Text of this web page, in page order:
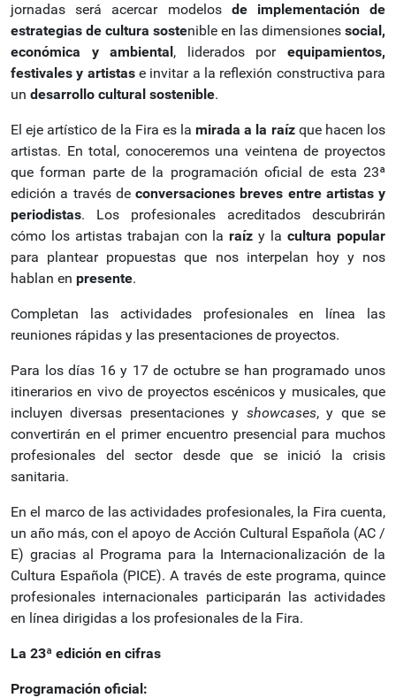
jornadas será acercar modelos de implementación de
estrategias de cultura sostenible en las dimensiones social,
económica y ambiental, liderados porequipamientos,
festivales y artistase invitar a la reflexión constructiva para
un desarrollo cultural sostenible.
El eje artístico de la Fira es lamirada a la raízque hacen los
artistas. En total, conoceremos una veintena de proyectos
que forman parte de la programación oficial de esta 23ª
edición a través de conversaciones breves entre artistas y
periodistas. Los profesionales acreditados descubrirán
cómo los artistas trabajan con laraíz y lacultura popular
para plantear propuestas que nos interpelan hoy y nos
hablan en presente.
Completan las actividades profesionales en línea las
reuniones rápidas y las presentaciones de proyectos.
Para los días 16 y 17 de octubre se han programado unos
itinerarios en vivo de proyectos escénicos y musicales, que
incluyen diversas presentaciones y showcases, y que se
convertirán en el primer encuentro presencial para muchos
profesionales del sector desde que se inició la crisis
sanitaria.
En el marco de las actividades profesionales, la Fira cuenta,
un año más, con el apoyo de Acción Cultural Española (AC /
E) gracias al Programa para la Internacionalización de la
Cultura Española (PICE). A través de este programa, quince
profesionales internacionales participarán las actividades
en línea dirigidas a los profesionales de la Fira.
La 23ª edición en cifras
Programación oficial: